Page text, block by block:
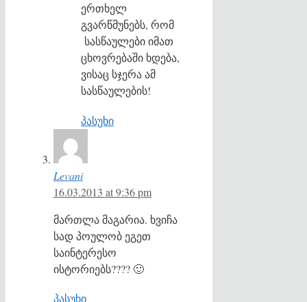
ერთხელ
გვარწმუნებს, რომ
სასწაულები იმათ
ცხოვრებაში ხდება,
ვისაც სჯერა ამ
სასწაულების!
პასუხი
Levani
16.03.2013 at 9:36 pm
მართლა მაგარია. ხვიჩა
სად პოულობ ეგეთ
საინტერესო
ისტორიებს???? 🙂
პასუხი